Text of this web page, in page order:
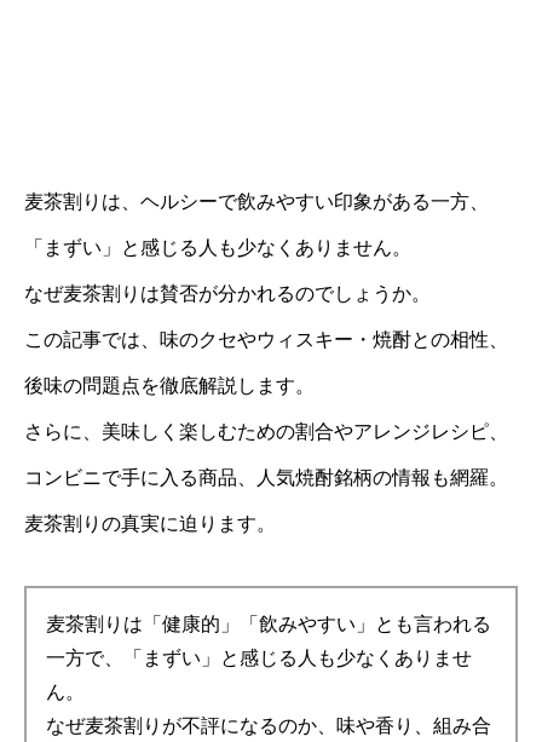
麦茶割りは、ヘルシーで飲みやすい印象がある一方、
「まずい」と感じる人も少なくありません。
なぜ麦茶割りは賛否が分かれるのでしょうか。
この記事では、味のクセやウィスキー・焼酎との相性、
後味の問題点を徹底解説します。
さらに、美味しく楽しむための割合やアレンジレシピ、
コンビニで手に入る商品、人気焼酎銘柄の情報も網羅。
麦茶割りの真実に迫ります。
麦茶割りは「健康的」「飲みやすい」とも言われる
一方で、「まずい」と感じる人も少なくありませ
ん。
なぜ麦茶割りが不評になるのか、味や香り、組み合